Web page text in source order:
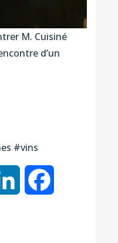
M. Cuisiné
d’un
#vins
LinkedIn